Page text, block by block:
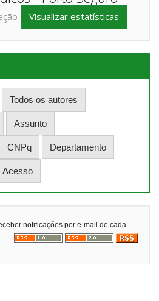
Visualizar estatísticas
notificações por e-mail de cada